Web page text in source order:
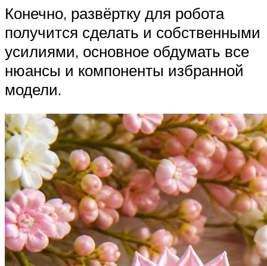
Конечно, развёртку для робота
получится сделать и собственными
усилиями, основное обдумать все
нюансы и компоненты избранной
модели.